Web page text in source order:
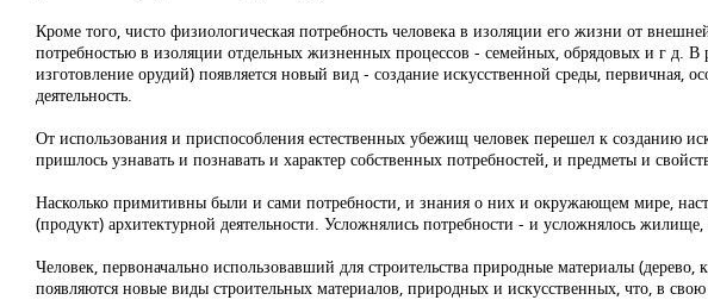
Кроме того, чисто физиологическая потребность человека в изоляции его жизни от
потребностью в изоляции отдельных жизненных процессов - семейных, обрядовых и г д. В
изготовление орудий) появляется новый вид - создание искусственной среды, первичная,
деятельность.
От использования и приспособления естественных убежищ человек перешел к созданию
пришлось узнавать и познавать и характер собственных потребностей, и предметы и
Насколько примитивны были и сами потребности, и знания о них и окружающем мире,
(продукт) архитектурной деятельности. Усложнялись потребности - и усложнялось
Человек, первоначально использовавший для строительства природные материалы
появляются новые виды строительных материалов, природных и искусственных, что, в